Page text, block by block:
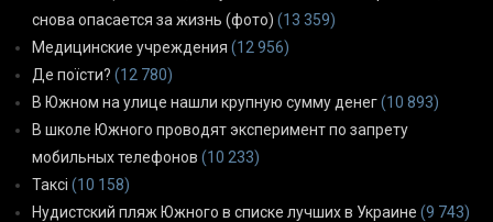
снова опасается за жизнь (фото) (13 359)
Медицинские учреждения (12 956)
Де поїсти? (12 780)
В Южном на улице нашли крупную сумму денег(10 893)
В школе Южного проводят эксперимент по запрету
мобильных телефонов (10 233)
Таксі (10 158)
Нудистский пляж Южного в списке лучших в Украине (9 743)